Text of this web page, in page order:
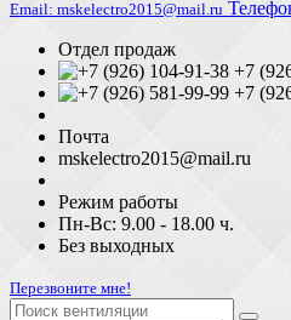
Email: mskelectro2015@mail.ru
Отдел продаж
+7
+7
Почта
mskelectro2015@mail.ru
Режим работы
Пн-Вс: 9.00 - 18.00 ч.
Без выходных
Перезвоните мне!